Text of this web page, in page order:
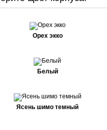
Орех экко
Белый
Ясень шимо темный